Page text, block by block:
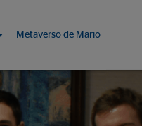
Metaverso de Mario